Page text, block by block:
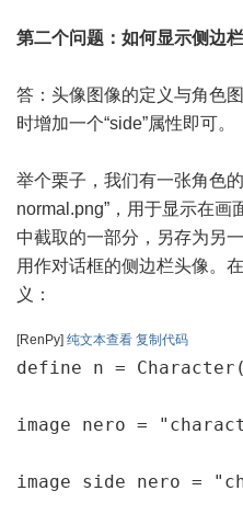
第二个问题：如何显示侧边
答：头像图像的定义与角色
时增加一个“side”属性即可。
举个栗子，我们有一张角色
normal.png”，用于显示在画
中截取的一部分，另存为另
用作对话框的侧边栏头像。
义：
[RenPy] 纯文本查看 复制代码
define n =
image nero =
image side nero =